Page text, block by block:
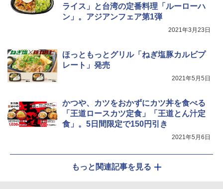
￥4,402
￥3,475
￥34,546
AX-XJ1-B ブラック 30L 2段調理 コンベ
クション トースト機能
ライス」と台湾の定番料理「ルーローハ
ン」。アジアンフェア第1弾
2021年3月23日
ほっともっとグリル「ねぎ塩豚カルビプ
レート」発売
2021年5月5日
かつや、カツをおかずにカツ丼を食べる
「王道ロースカツ定食」「王道とん汁定
食」。5日間限定で150円引き
2021年5月6日
もっと関連記事を見る